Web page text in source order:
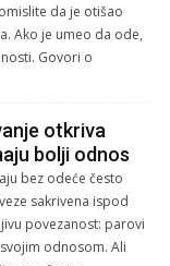
da je otišao
Ako je umeo da ode,
Govori o
otkriva
bolji odnos
bez odeće često
sakrivena ispod
povezanost: parovi
odnosom. Ali